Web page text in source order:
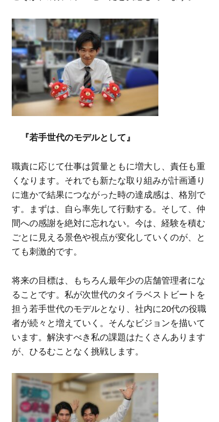
『若手世代のモデルとして』
職責に応じて仕事は質量ともに増大し、責任も重
くなります。それでも新たな取り組みが計画通り
に進かで結果につながった時の達成感は、格別で
す。まずは、自ら率先して行動する。そして、仲
間への感謝を絶対に忘れない。今は、経験を積む
ごとに見える景色や視点が変化していくのが、と
ても刺激的です。
将来の目標は、もちろん最年少の店舗管理者にな
ることです。私が次世代のタイラベストビートを
担う若手世代のモデルとなり、社内に20代の役職
者が続々と増えていく。そんなビジョンを描いて
います。解決すべき私の課題はたくさんあります
が、ひるむことなく挑戦します。